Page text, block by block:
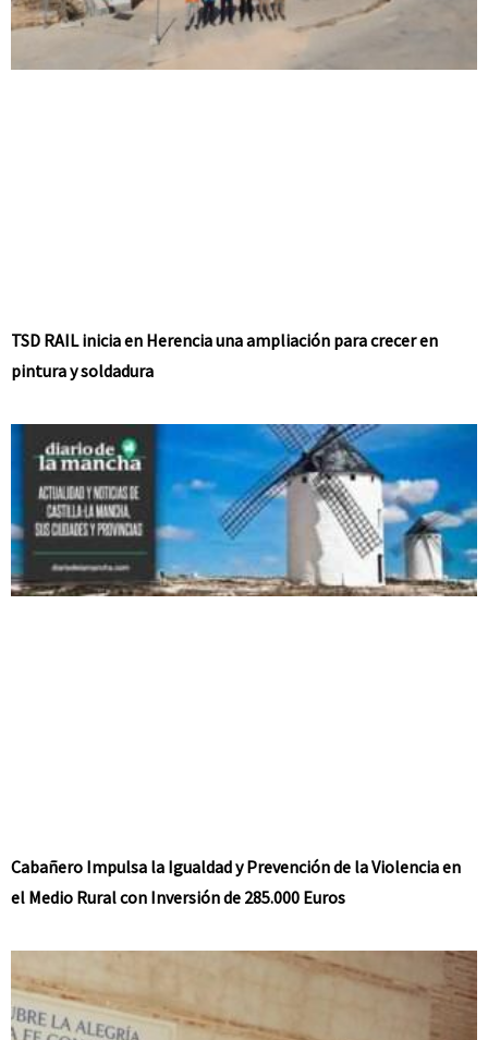
TSD RAIL inicia en Herencia una ampliación para crecer en
pintura y soldadura
Cabañero Impulsa la Igualdad y Prevención de la Violencia en
el Medio Rural con Inversión de 285.000 Euros